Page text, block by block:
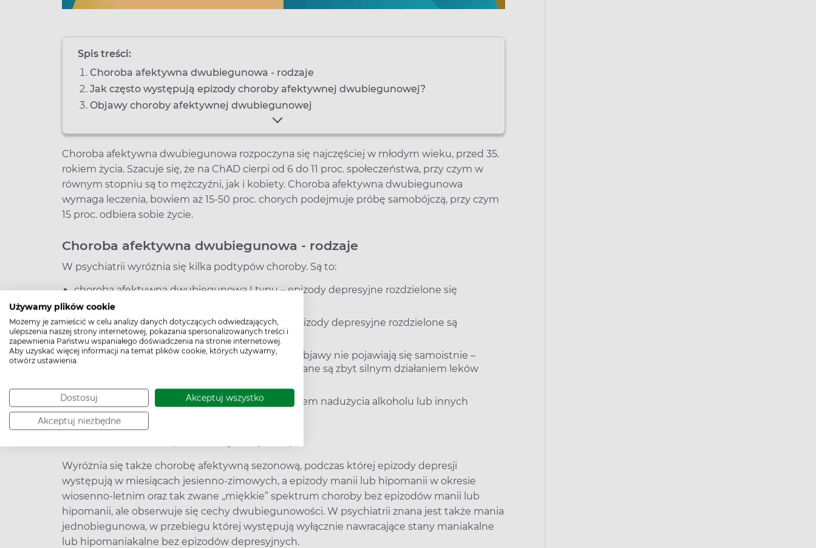
Używamy plików cookie
Możemy je zamieścić w celu analizy danych dotyczących odwiedzających,
ulepszenia naszej strony internetowej, pokazania spersonalizowanych treści i
zapewnienia Państwu wspaniałego doświadczenia na stronie internetowej.
Aby uzyskać więcej informacji na temat plików cookie, których używamy,
otwórz ustawienia.
Dostosuj Akceptuj wszystko
Akceptuj niezbędne
Spis treści:
Choroba afektywna dwubiegunowa - rodzaje
Jak często występują epizody choroby afektywnej dwubiegunowej?
Objawy choroby afektywnej dwubiegunowej
Choroba afektywna dwubiegunowa rozpoczyna się najczęściej w młodym wieku, przed 35.
rokiem życia. Szacuje się, że na ChAD cierpi od 6 do 11 proc. społeczeństwa, przy czym w
równym stopniu są to mężczyźni, jak i kobiety. Choroba afektywna dwubiegunowa
wymaga leczenia, bowiem aż 15-50 proc. chorych podejmuje próbę samobójczą, przy czym
15 proc. odbiera sobie życie.
Choroba afektywna dwubiegunowa - rodzaje
W psychiatrii wyróżnia się kilka podtypów choroby. Są to:
choroba afektywna dwubiegunowa I typu – epizody depresyjne rozdzielone się
epizodami manii,
choroba afektywna dwubiegunowa II typu – epizody depresyjne rozdzielone są
epizodami hipomanii,
choroba afektywna dwubiegunowej typu III – objawy nie pojawiają się samoistnie –
epizody depresji, manii lub hipomanii wywoływane są zbyt silnym działaniem leków
typ III i półmania lub hipomania – są następstwem nadużycia alkoholu lub innych
substancji psychoaktywnych.
Wyróżnia się także chorobę afektywną sezonową, podczas której epizody depresji
występują w miesiącach jesienno-zimowych, a epizody manii lub hipomanii w okresie
wiosenno-letnim oraz tak zwane „miękkie” spektrum choroby bez epizodów manii lub
hipomanii, ale obserwuje się cechy dwubiegunowości. W psychiatrii znana jest także mania
jednobiegunowa, w przebiegu której występują wyłącznie nawracające stany maniakalne
lub hipomaniakalne bez epizodów depresyjnych.